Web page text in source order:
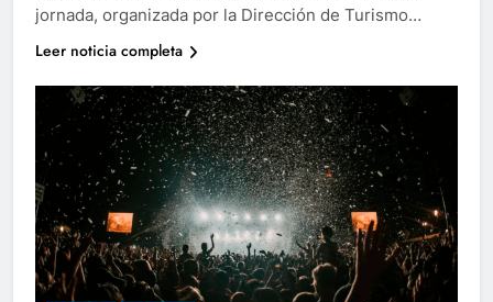
jornada, organizada por la Dirección de Turismo…
Leer noticia completa